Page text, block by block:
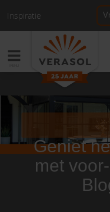
Inspiratie
Geniet
met